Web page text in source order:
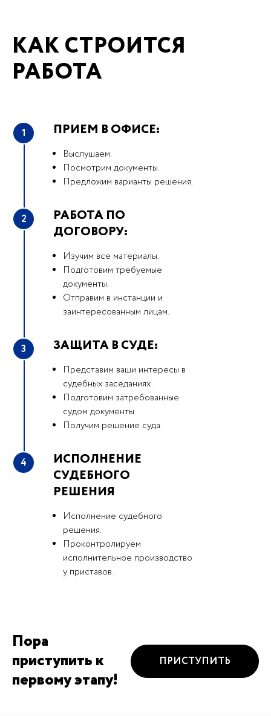
КАК СТРОИТСЯ
РАБОТА
1 ПРИЕМ В ОФИСЕ:
Выслушаем.
Посмотрим документы.
Предложим варианты решения.
2
РАБОТА ПО
ДОГОВОРУ:
Изучим все материалы.
Подготовим требуемые
документы.
Отправим в инстанции и
заинтересованным лицам.
3 ЗАЩИТА В СУДЕ:
Представим ваши интересы в
судебных заседаниях.
Подготовим затребованные
судом документы.
Получим решение суда.
4
ИСПОЛНЕНИЕ
СУДЕБНОГО
РЕШЕНИЯ
Исполнение судебного
решения.
Проконтролируем
исполнительное производство
у приставов.
Пора
приступить к
первому этапу!
ПРИСТУПИТЬ